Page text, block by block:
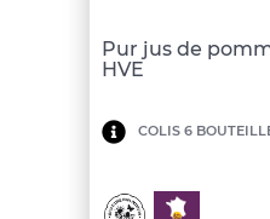
Pur jus de
HVE
Minimum
commande:
COLIS 6